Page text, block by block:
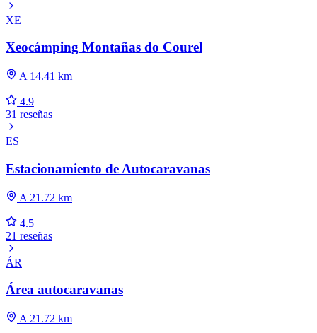
XE
Xeocámping Montañas do Courel
A 14.41 km
4.9
31 reseñas
ES
Estacionamiento de Autocaravanas
A 21.72 km
4.5
21 reseñas
ÁR
Área autocaravanas
A 21.72 km